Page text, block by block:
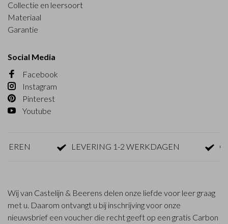
Collectie en leersoort
Materiaal
Garantie
Social Media
Facebook
Instagram
Pinterest
Youtube
LEVERING 1-2 WERKDAGEN
Wij van Castelijn & Beerens delen onze liefde voor leer graag
met u. Daarom ontvangt u bij inschrijving voor onze
nieuwsbrief een voucher die recht geeft op een gratis Carbon